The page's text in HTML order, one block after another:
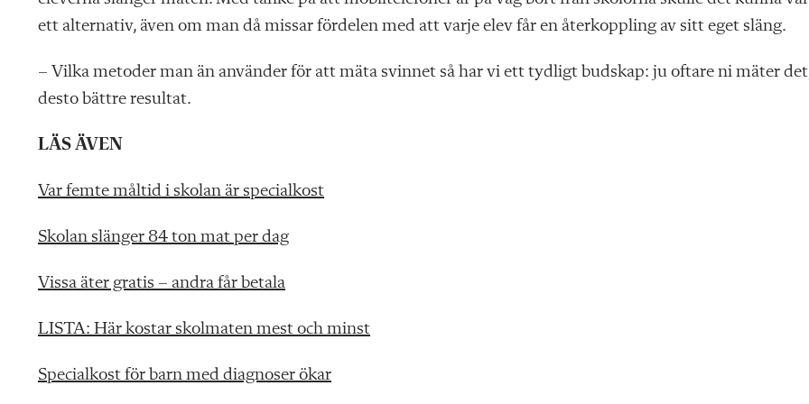
ett alternativ, även om man då missar fördelen med att varje elev får en återkoppling av sitt eget släng.
– Vilka metoder man än använder för att mäta svinnet så har vi ett tydligt budskap: ju oftare ni mäter
desto bättre resultat.
LÄS ÄVEN
Var femte måltid i skolan är specialkost
Skolan slänger 84 ton mat per dag
Vissa äter gratis – andra får betala
LISTA: Här kostar skolmaten mest och minst
Specialkost för barn med diagnoser ökar